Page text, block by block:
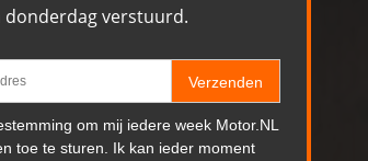
donderdag verstuurd.
Verzenden
om mij iedere week Motor.NL
toe te sturen. Ik kan ieder moment